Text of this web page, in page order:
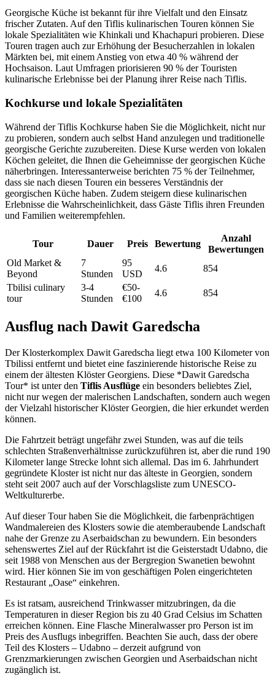
Georgische Küche ist bekannt für ihre Vielfalt und den Einsatz
frischer Zutaten. Auf den Tiflis kulinarischen Touren können Sie
lokale Spezialitäten wie Khinkali und Khachapuri probieren. Diese
Touren tragen auch zur Erhöhung der Besucherzahlen in lokalen
Märkten bei, mit einem Anstieg von etwa 40 % während der
Hochsaison. Laut Umfragen priorisieren 90 % der Touristen
kulinarische Erlebnisse bei der Planung ihrer Reise nach Tiflis.
Kochkurse und lokale Spezialitäten
Während der Tiflis Kochkurse haben Sie die Möglichkeit, nicht nur
zu probieren, sondern auch selbst Hand anzulegen und traditionelle
georgische Gerichte zuzubereiten. Diese Kurse werden von lokalen
Köchen geleitet, die Ihnen die Geheimnisse der georgischen Küche
näherbringen. Interessanterweise berichten 75 % der Teilnehmer,
dass sie nach diesen Touren ein besseres Verständnis der
georgischen Küche haben. Zudem steigern diese kulinarischen
Erlebnisse die Wahrscheinlichkeit, dass Gäste Tiflis ihren Freunden
und Familien weiterempfehlen.
Tour Dauer Preis Bewertung
Anzahl
Bewertungen
Old Market &
Beyond
7
Stunden
95
USD
4.6
854
Tbilisi culinary
tour
3-4
Stunden
€50-
€100
4.6 854
Ausflug nach Dawit Garedscha
Der Klosterkomplex Dawit Garedscha liegt etwa 100 Kilometer von
Tbilissi entfernt und bietet eine faszinierende historische Reise zu
einem der ältesten Klöster Georgiens. Diese *Dawit Garedscha
Tour* ist unter den Tiflis Ausflüge ein besonders beliebtes Ziel,
nicht nur wegen der malerischen Landschaften, sondern auch wegen
der Vielzahl historischer Klöster Georgien, die hier erkundet werden
können.
Die Fahrtzeit beträgt ungefähr zwei Stunden, was auf die teils
schlechten Straßenverhältnisse zurückzuführen ist, aber die rund 190
Kilometer lange Strecke lohnt sich allemal. Das im 6. Jahrhundert
gegründete Kloster ist nicht nur das älteste in Georgien, sondern
steht seit 2007 auch auf der Vorschlagsliste zum UNESCO-
Weltkulturerbe.
Auf dieser Tour haben Sie die Möglichkeit, die farbenprächtigen
Wandmalereien des Klosters sowie die atemberaubende Landschaft
nahe der Grenze zu Aserbaidschan zu bewundern. Ein besonders
sehenswertes Ziel auf der Rückfahrt ist die Geisterstadt Udabno, die
seit 1988 von Menschen aus der Bergregion Swanetien bewohnt
wird. Hier können Sie im von geschäftigen Polen eingerichteten
Restaurant „Oase“ einkehren.
Es ist ratsam, ausreichend Trinkwasser mitzubringen, da die
Temperaturen in dieser Region bis zu 40 Grad Celsius im Schatten
erreichen können. Eine Flasche Mineralwasser pro Person ist im
Preis des Ausflugs inbegriffen. Beachten Sie auch, dass der obere
Teil des Klosters – Udabno – derzeit aufgrund von
Grenzmarkierungen zwischen Georgien und Aserbaidschan nicht
zugänglich ist.